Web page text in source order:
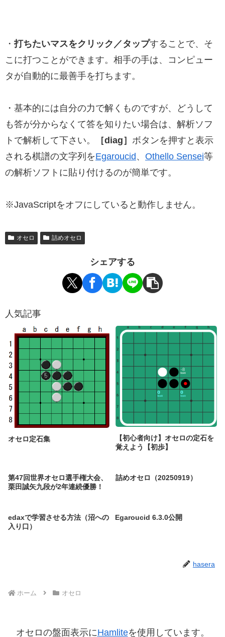
・打ちたいマスをクリック／タップすることで、そ
こに打つことができます。相手の手は、コンピュー
タが自動的に最善手を打ちます。
・基本的には自分の力で解くものですが、どうして
も答が分からなくて答を知りたい場合は、解析ソフ
トで解析して下さい。
［diag］ ボタンを押すと表示
される棋譜の文字列をEgaroucid、 Othello Sensei等
の解析ソフトに貼り付けるのが簡単です。
※JavaScriptをオフにしていると動作しません。
オセロ 詰めオセロ
シェアする
人気記事
オセロ定石集
【初心者向け】オセロの定石を
覚えよう【初歩】
第47回世界オセロ選手権大会、
栗田誠矢九段が2年連続優勝！
詰めオセロ（20250919）
edaxで学習させる方法（沼への
入り口）
Egaroucid 6.3.0公開
hasera
ホーム オセロ
オセロの盤面表示にHamliteを使用しています。